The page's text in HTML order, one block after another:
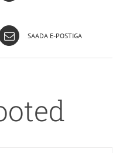
SAADA E-POSTIGA